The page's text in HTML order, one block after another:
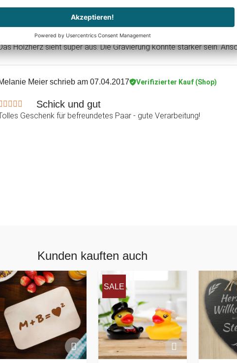
schrieb am 29.08.2017
Toll !!
Holzherz sieht super aus. Die Gravierung könnte stärker sein.
Meier schrieb am 07.04.2017 Verifizierter Kauf (Shop)
Schick und gut
Geschenk für befreundetes Paar - gute Verarbeitung!
Kunden kauften auch
SALE